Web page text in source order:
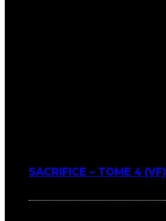
SACRIFICE – TOME 4 (VF)